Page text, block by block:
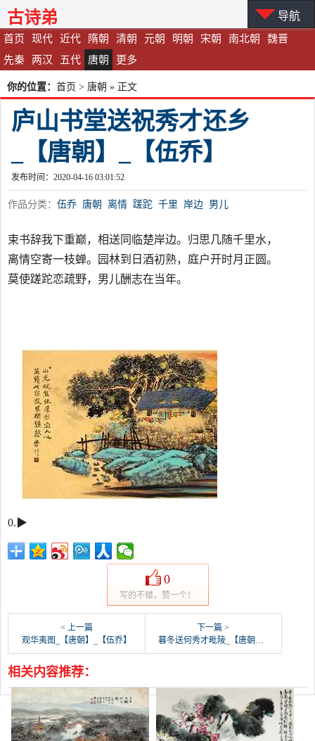
首页 现代 近代 隋朝 清朝 元朝 明朝 宋朝 南北朝
魏晋
先秦
两汉 五代 唐朝 更多
古诗弟 导航
你的位置： 首页 > 唐朝 » 正文
庐山书堂送祝秀才还乡
_【唐朝】_【伍乔】
发布时间：2020-04-16 03:01:52
作品分类： 伍乔 唐朝 离情 蹉跎 千里 岸边 男儿
束书辞我下重巅，相送同临楚岸边。归思几随千里水，
离情空寄一枝蝉。园林到日酒初熟，庭户开时月正圆。
莫使蹉跎恋疏野，男儿酬志在当年。
0.▶
0
写的不错，赞一个！
< 上一篇
观华夷图_【唐朝】_【伍乔】
下一篇 >
暮冬送何秀才毗陵_【唐朝】_【伍乔】
相关内容推荐：